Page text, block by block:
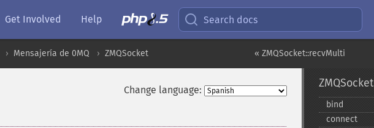
Get Involved Help Search docs
« ZMQSocket::recvMulti
Mensajería de 0MQ ZMQSocket
Change language:
ZMQSocket
bind
connect